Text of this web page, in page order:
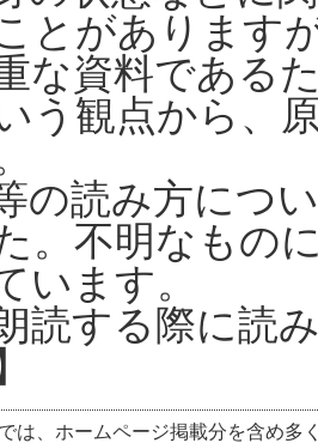
とがあります
な資料である
う観点から、
の読み方につ
。不明なもの
います。
読する際に読
は、ホームページ掲載分を含め多